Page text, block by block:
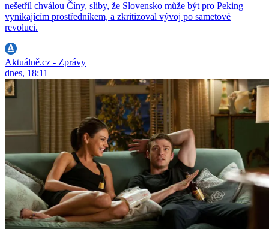
nešetřil chválou Číny, sliby, že Slovensko může být pro Peking
vynikajícím prostředníkem, a zkritizoval vývoj po sametové
revoluci.
Aktuálně.cz - Zprávy
dnes, 18:11